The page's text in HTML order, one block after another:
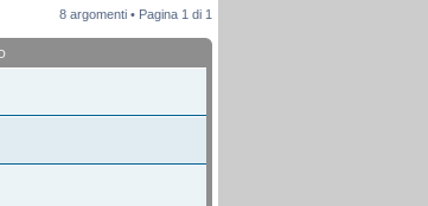
8 argomenti • Pagina 1 di 1